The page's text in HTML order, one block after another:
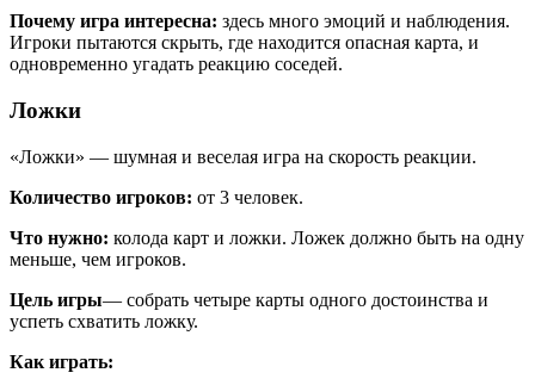
Почему игра интересна: здесь много эмоций и наблюдения.
Игроки пытаются скрыть, где находится опасная карта, и
одновременно угадать реакцию соседей.
Ложки
«Ложки» — шумная и веселая игра на скорость реакции.
Количество игроков: от 3 человек.
Что нужно: колода карт и ложки. Ложек должно быть на одну
меньше, чем игроков.
Цель игры— собрать четыре карты одного достоинства и
успеть схватить ложку.
Как играть: